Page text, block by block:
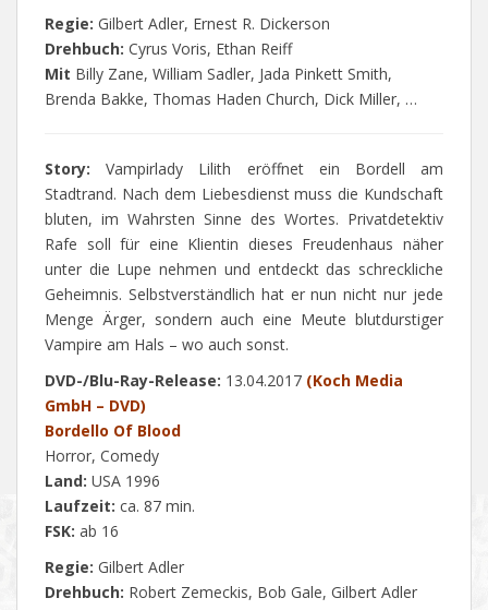
Regie: Gilbert Adler, Ernest R. Dickerson
Drehbuch: Cyrus Voris, Ethan Reiff
Mit Billy Zane, William Sadler, Jada Pinkett Smith,
Brenda Bakke, Thomas Haden Church, Dick Miller, …
Story: Vampirlady Lilith eröffnet ein Bordell am
Stadtrand. Nach dem Liebesdienst muss die Kundschaft
bluten, im Wahrsten Sinne des Wortes. Privatdetektiv
Rafe soll für eine Klientin dieses Freudenhaus näher
unter die Lupe nehmen und entdeckt das schreckliche
Geheimnis. Selbstverständlich hat er nun nicht nur jede
Menge Ärger, sondern auch eine Meute blutdurstiger
Vampire am Hals – wo auch sonst.
DVD-/Blu-Ray-Release: 13.04.2017 (Koch Media
GmbH – DVD)
Bordello Of Blood
Horror, Comedy
Land: USA 1996
Laufzeit: ca. 87 min.
FSK: ab 16
Regie: Gilbert Adler
Drehbuch: Robert Zemeckis, Bob Gale, Gilbert Adler